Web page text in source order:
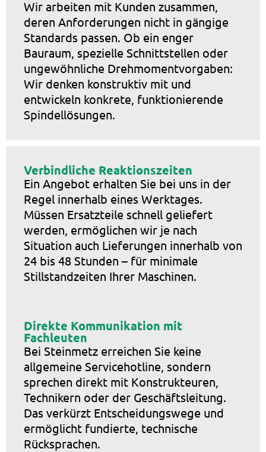
Wir arbeiten mit Kunden zusammen,
deren Anforderungen nicht in gängige
Standards passen. Ob ein enger
Bauraum, spezielle Schnittstellen oder
ungewöhnliche Drehmomentvorgaben:
Wir denken konstruktiv mit und
entwickeln konkrete, funktionierende
Spindellösungen.
Verbindliche Reaktionszeiten
Ein Angebot erhalten Sie bei uns in der
Regel innerhalb eines Werktages.
Müssen Ersatzteile schnell geliefert
werden, ermöglichen wir je nach
Situation auch Lieferungen innerhalb von
24 bis 48 Stunden – für minimale
Stillstandzeiten Ihrer Maschinen.
Direkte Kommunikation mit
Fachleuten
Bei Steinmetz erreichen Sie keine
allgemeine Servicehotline, sondern
sprechen direkt mit Konstrukteuren,
Technikern oder der Geschäftsleitung.
Das verkürzt Entscheidungswege und
ermöglicht fundierte, technische
Rücksprachen.